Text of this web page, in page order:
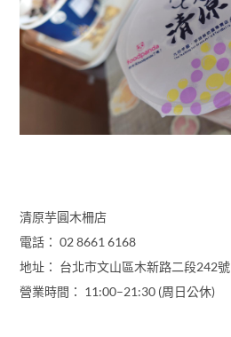
清原芋圓木柵店
電話： 02 8661 6168
地址： 台北市文山區木新路二段242號
營業時間： 11:00–21:30 (周日公休)